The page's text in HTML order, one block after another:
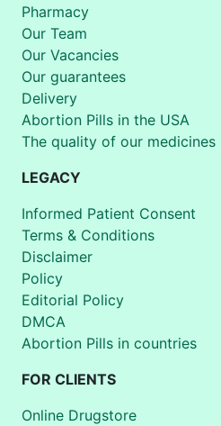
Pharmacy
Our Team
Our Vacancies
Our guarantees
Delivery
Abortion Pills in the USA
The quality of our medicines
LEGACY
Informed Patient Consent
Terms & Conditions
Disclaimer
Policy
Editorial Policy
DMCA
Abortion Pills in countries
FOR CLIENTS
Online Drugstore